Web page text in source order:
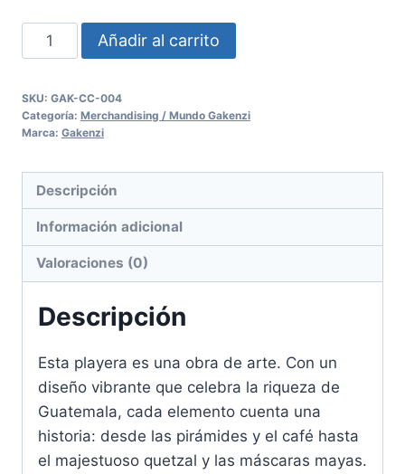
Añadir al carrito
SKU: GAK-CC-004
Categoría: Merchandising / Mundo Gakenzi
Marca: Gakenzi
Descripción
Información adicional
Valoraciones (0)
Descripción
Esta playera es una obra de arte. Con un
diseño vibrante que celebra la riqueza de
Guatemala, cada elemento cuenta una
historia: desde las pirámides y el café hasta
el majestuoso quetzal y las máscaras mayas.